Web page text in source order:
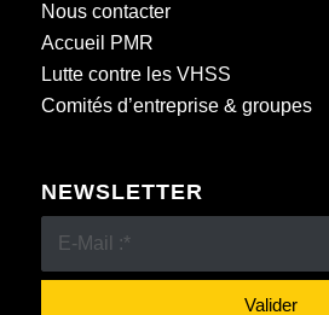
Nous contacter
Accueil PMR
Lutte contre les VHSS
Comités d’entreprise & groupes
NEWSLETTER